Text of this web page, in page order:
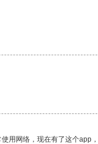
用网络，现在有了这个app，